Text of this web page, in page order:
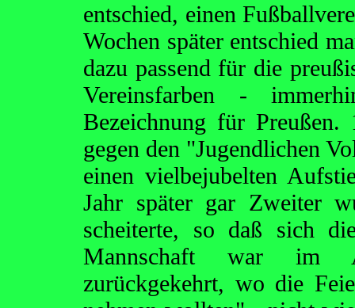
entschied, einen
Wochen später entschied
dazu passend für die
Vereinsfarben -
Bezeichnung für
gegen den "Jugendlichen
einen vielbejubelten
Jahr später gar Zweiter
scheiterte, so daß sich
Mannschaft war im
zurückgekehrt, wo die